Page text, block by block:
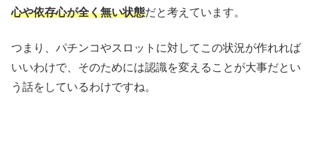
心や依存心が全く無い状態だと考えています。
つまり、パチンコやスロットに対してこの状況が作れれば
いいわけで、そのためには認識を変えることが大事だとい
う話をしているわけですね。